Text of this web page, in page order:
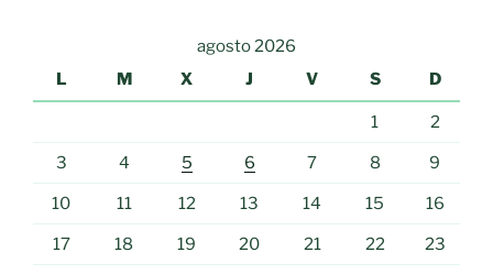
agosto 2026
L
M X J V S D
1 2
3 4 5 6 7 8 9
10 11 12 13 14 15 16
17 18 19 20 21 22 23